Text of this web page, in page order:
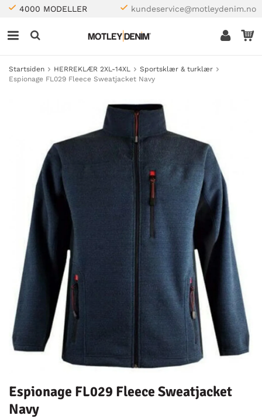
4000 MODELLER kundeservice@motleydenim.no
Startsiden HERREKLÆR 2XL-14XL
Sportsklær & turklær
Espionage FL029 Fleece Sweatjacket Navy
Espionage FL029 Fleece Sweatjacket
Navy